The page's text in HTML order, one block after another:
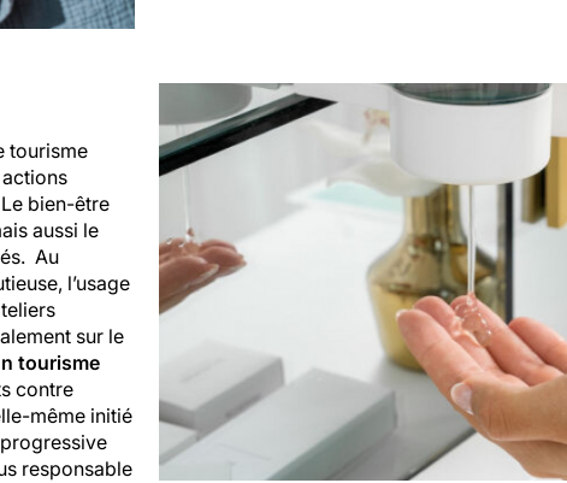
tourisme
bien-être
aussi le
Au
l’usage
sur le
tourisme
contre
même initié
responsable